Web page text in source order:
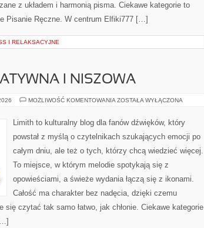
z układem i harmonią pisma. Ciekawe kategorie to
Pisanie Ręczne. W centrum Elfiki777 […]
I RELAKSACYJNE
I NISZOWA
MOŻLIWOŚĆ KOMENTOWANIA MUZYKA
NISZOWA
ZOSTAŁA WYŁĄCZONA
Limith to kulturalny blog dla fanów dźwięków, który
powstał z myślą o czytelnikach szukających emocji po
całym dniu, ale też o tych, którzy chcą wiedzieć więcej.
To miejsce, w którym melodie spotykają się z
opowieściami, a świeże wydania łączą się z ikonami.
Całość ma charakter bez nadęcia, dzięki czemu
się czytać tak samo łatwo, jak chłonie. Ciekawe kategorie